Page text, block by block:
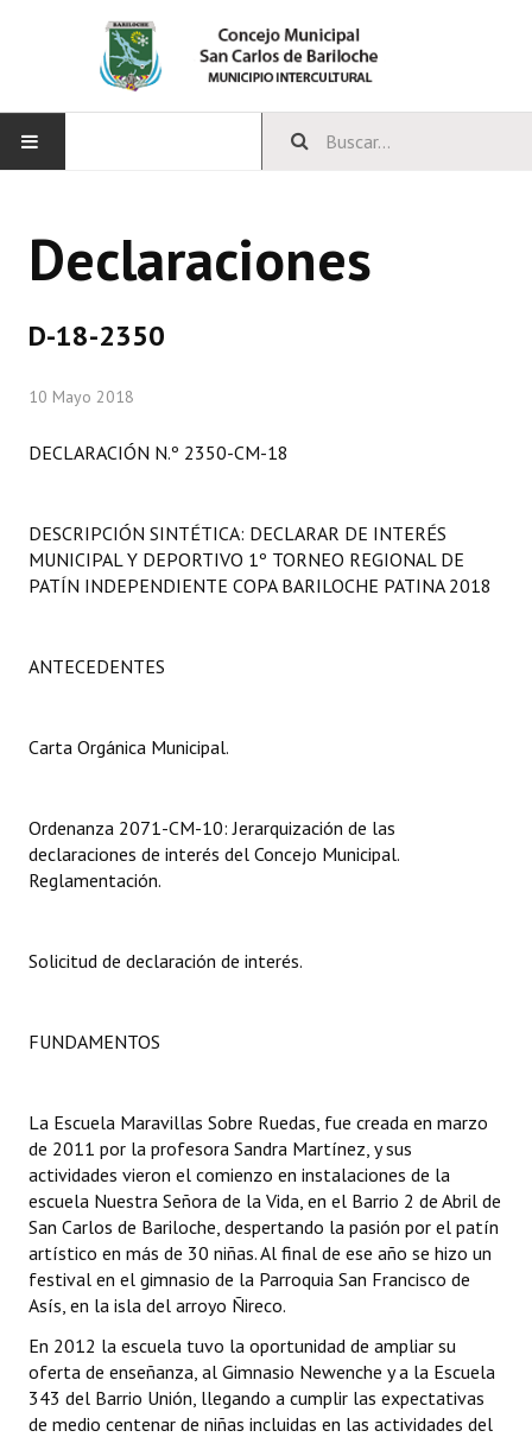
CONCEJO
Comisiones Permanentes
Comisiones Especiales
Programas
Constitución Nacional
Carta Orgánica 2007
Digesto
DOCUMENTOS
Dictámenes Asesoría Letrada
Actas de Sesión
Informes de Unidad Coordinadora
Ejecución Presupuestaria
Actas de Audiencias Públicas
NORMATIVA
Comunicaciones
Declaraciones
D-18-2350
10 Mayo 2018
DECLARACIÓN N.º 2350-CM-18
DESCRIPCIÓN SINTÉTICA: DECLARAR DE INTERÉS
MUNICIPAL Y DEPORTIVO 1º TORNEO REGIONAL DE
PATÍN INDEPENDIENTE COPA BARILOCHE PATINA 2018
ANTECEDENTES
Carta Orgánica Municipal.
Ordenanza 2071-CM-10: Jerarquización de las
declaraciones de interés del Concejo Municipal.
Reglamentación.
Solicitud de declaración de interés.
FUNDAMENTOS
La Escuela Maravillas Sobre Ruedas, fue creada en marzo
de 2011 por la profesora Sandra Martínez, y sus
actividades vieron el comienzo en instalaciones de la
escuela Nuestra Señora de la Vida, en el Barrio 2 de Abril de
San Carlos de Bariloche, despertando la pasión por el patín
artístico en más de 30 niñas. Al final de ese año se hizo un
festival en el gimnasio de la Parroquia San Francisco de
Asís, en la isla del arroyo Ñireco.
En 2012 la escuela tuvo la oportunidad de ampliar su
oferta de enseñanza, al Gimnasio Newenche y a la Escuela
343 del Barrio Unión, llegando a cumplir las expectativas
de medio centenar de niñas incluidas en las actividades del